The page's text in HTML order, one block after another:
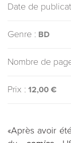
Date de
Genre : BD
Nombre de
Prix : 12,00 €
«Après avoir